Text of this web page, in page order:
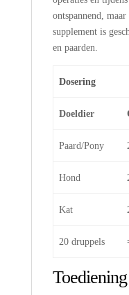
ontspannend,
supplement is
en paarden.
Dosering
Doeldier
Paard/Pony
Hond
Kat
20 druppels
Toediening